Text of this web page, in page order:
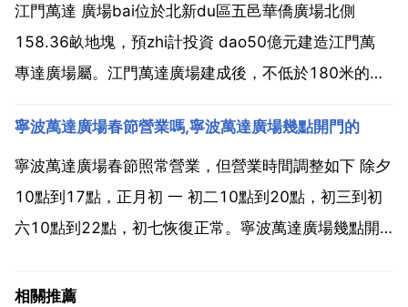
轉彎進入開創大道 6.沿...
江門萬達 廣場bai位於北新du區五邑華僑廣場北側
158.36畝地塊，預zhi計投資 dao50億元建造江門萬
專達廣場屬。江門萬達廣場建成後，不低於180米的雙
21日，在全國是107座萬達廣場，萬達廣場廣東省7店
聯動狂歡購物節暨江門萬達盛大開...
寧波萬達廣場春節營業嗎,寧波萬達廣場幾點開門的
寧波萬達廣場春節照常營業，但營業時間調整如下 除夕
10點到17點，正月初 一 初二10點到20點，初三到初
六10點到22點，初七恢復正常。寧波萬達廣場幾點開
正式開業 萬達廣場的營業時間是10 00 22 00 上次早
相關推薦